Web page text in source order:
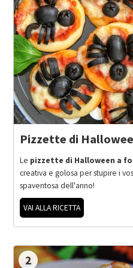
Pizzette di
Le pizzette di Halloween a
creativa e golosa per stupire i
spaventosa dell'anno!
VAI ALLA RICETTA
2